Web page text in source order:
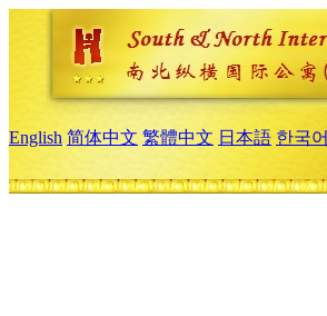
English 简体中文 繁體中文 日本語 한국어